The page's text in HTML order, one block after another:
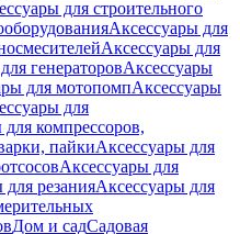
для строительного
Аксессуары для
Аксессуары для
генераторовАксессуары
для мотопомпАксессуары
для
компрессоров,
пайкиАксессуары для
Аксессуары для
для резанияАксессуары для
Дом и садСадовая